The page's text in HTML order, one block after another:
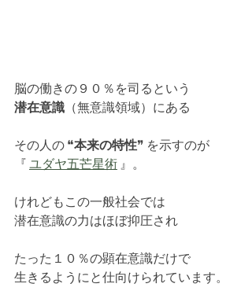
脳の働きの９０％を司るという
潜在意識 （無意識領域）にある
その人の ❝本来の特性❞ を示すのが
『 ユダヤ五芒星術 』。
けれどもこの一般社会では
潜在意識の力はほぼ抑圧され
たった１０％の顕在意識だけで
生きるようにと仕向けられています。